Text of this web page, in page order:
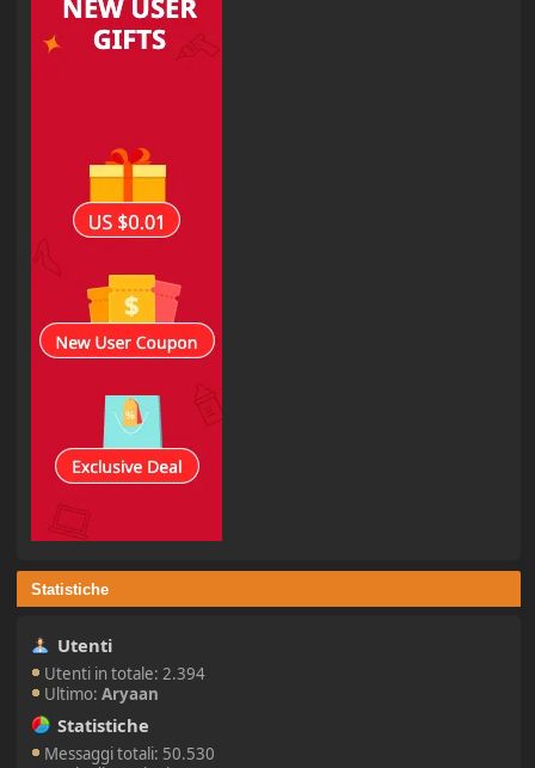
Statistiche
Utenti
Utenti in totale: 2.394
Ultimo:Aryaan
Statistiche
Messaggi totali: 50.530